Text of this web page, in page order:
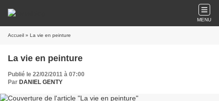
MENU
Accueil » La vie en peinture
La vie en peinture
Publié le 22/02/2011 à 07:00
Par DANIEL GENTY